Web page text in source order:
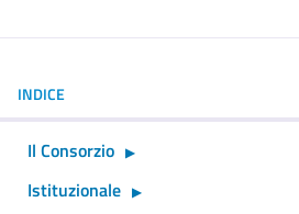
INDICE
Il Consorzio
Istituzionale